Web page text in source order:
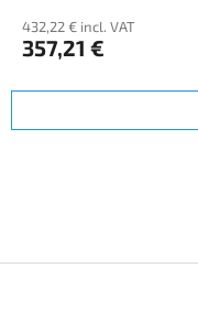
432,22 € incl. VAT
357,21 €